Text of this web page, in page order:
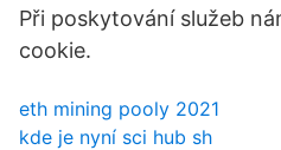
Při poskytování služeb
cookie.
eth mining pooly 2021
kde je nyní sci hub sh